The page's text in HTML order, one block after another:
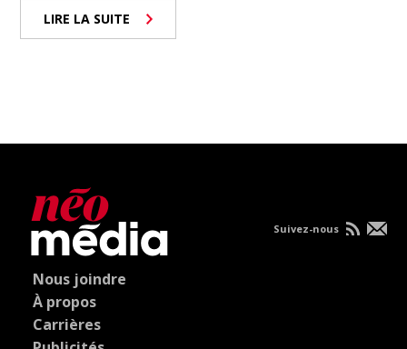
LIRE LA SUITE
Nous joindre
À propos
Carrières
Suivez-nous